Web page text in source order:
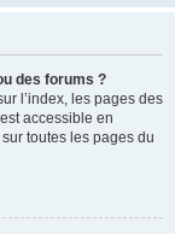
des forums ?
l’index, les pages des
accessible en
toutes les pages du